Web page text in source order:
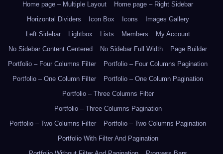
Home page – Multiple Layout
Home page – Right Sidebar
Horizontal Dividers
Icon Box Icons
Images Gallery
Left Sidebar
Lightbox Lists Members
My Account
No Sidebar Content Centered
No Sidebar Full Width
Page Builder
Portfolio – Four Columns Filter
Portfolio – Four Columns Pagination
Portfolio – One Column Filter
Portfolio – One Column Pagination
Portfolio – Three Columns Filter
Portfolio – Three Columns Pagination
Portfolio – Two Columns Filter
Portfolio – Two Columns Pagination
Portfolio With Filter And Pagination